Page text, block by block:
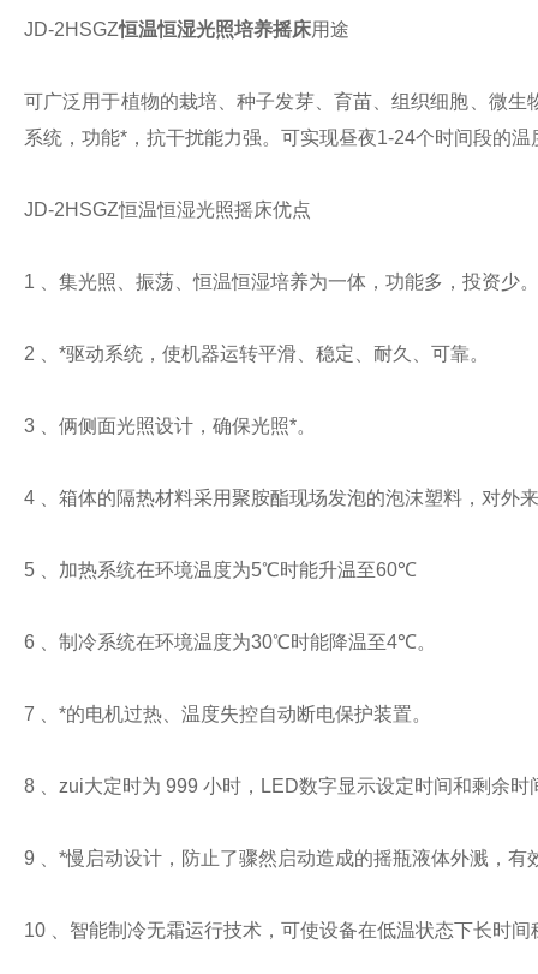
JD-2HSGZ恒温恒湿光照培养摇床用途
可广泛用于植物的栽培、种子发芽、育苗、组织细胞、微
系统，功能*，抗干扰能力强。可实现昼夜1-24个时间段的温
JD-2HSGZ恒温恒湿光照摇床优点
1 、集光照、振荡、恒温恒湿培养为一体，功能多，投资少。
2 、*驱动系统，使机器运转平滑、稳定、耐久、可靠。
3 、俩侧面光照设计，确保光照*。
4 、箱体的隔热材料采用聚胺酯现场发泡的泡沫塑料，对外
5 、加热系统在环境温度为5℃时能升温至60℃
6 、制冷系统在环境温度为30℃时能降温至4℃。
7 、*的电机过热、温度失控自动断电保护装置。
8 、zui大定时为 999 小时， LED数字显示设定时间和剩余时
9 、*慢启动设计，防止了骤然启动造成的摇瓶液体外溅，
10 、智能制冷无霜运行技术，可使设备在低温状态下长时间